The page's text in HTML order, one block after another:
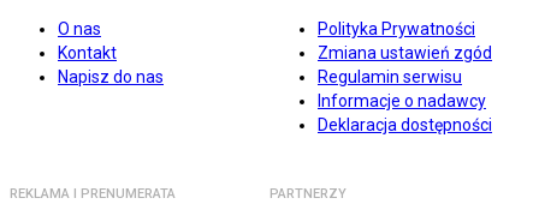
O nas
Kontakt
Napisz do nas
Polityka Prywatności
Zmiana ustawień zgód
Regulamin serwisu
Informacje o nadawcy
Deklaracja dostępności
REKLAMA I PRENUMERATA PARTNERZY